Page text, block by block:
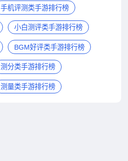
手机评测类手游排行榜
小白测评类手游排行榜
BGM好评类手游排行榜
测分类手游排行榜
测量类手游排行榜